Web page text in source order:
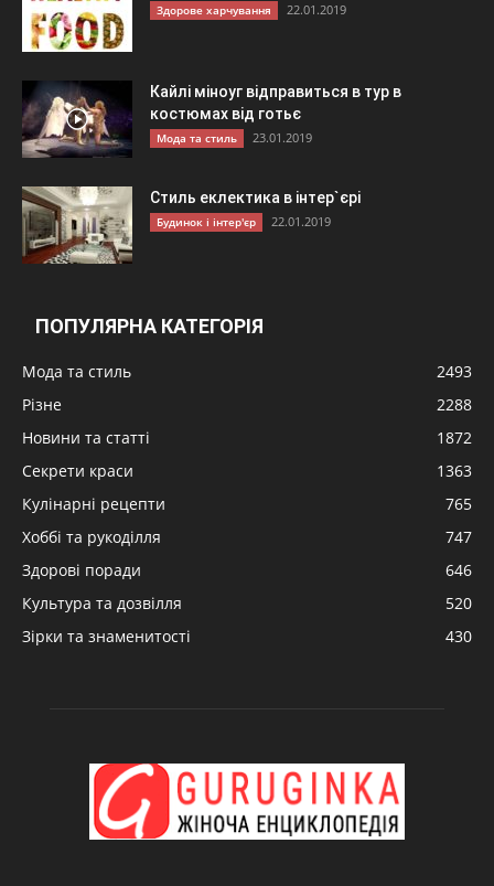
Здорове харчування 22.01.2019
Кайлі міноуг відправиться в тур в
костюмах від готьє
Мода та стиль 23.01.2019
Стиль еклектика в інтер`єрі
Будинок і інтер'єр 22.01.2019
ПОПУЛЯРНА КАТЕГОРІЯ
Мода та стиль
2493
Різне
2288
Новини та статті
1872
Секрети краси
1363
Кулінарні рецепти
765
Хоббі та рукоділля
747
Здорові поради
646
Культура та дозвілля
520
Зірки та знаменитості
430